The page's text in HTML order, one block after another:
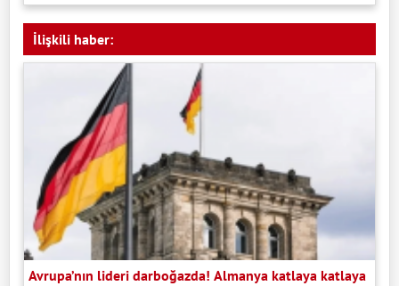
İlişkili haber:
Avrupa’nın lideri darboğazda! Almanya katlaya katlaya